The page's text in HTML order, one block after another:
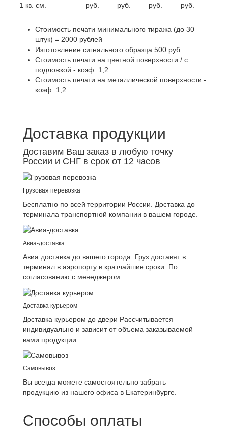
1 кв. см.
руб.
руб.
руб.
руб.
Стоимость печати минимального тиража (до 30
штук) = 2000 рублей
Изготовление сигнального образца 500 руб.
Стоимость печати на цветной поверхности / с
подложкой - коэф. 1,2
Стоимость печати на металлической поверхности -
коэф. 1,2
Доставка продукции
Доставим Ваш заказ в любую точку
России и СНГ в срок от 12 часов
Грузовая перевозка
Бесплатно по всей территории России. Доставка до
терминала транспортной компании в вашем городе.
Авиа-доставка
Авиа доставка до вашего города. Груз доставят в
терминал в аэропорту в кратчайшие сроки. По
согласованию с менеджером.
Доставка курьером
Доставка курьером до двери Рассчитывается
индивидуально и зависит от объема заказываемой
вами продукции.
Самовывоз
Вы всегда можете самостоятельно забрать
продукцию из нашего офиса в Екатеринбурге.
Способы оплаты